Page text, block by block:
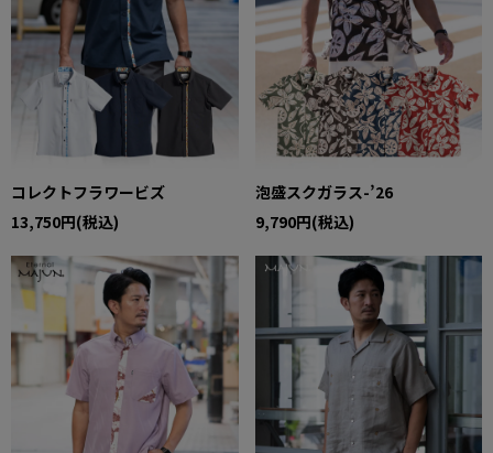
コレクトフラワービズ
13,750円(税込)
泡盛スクガラス-’26
9,790円(税込)